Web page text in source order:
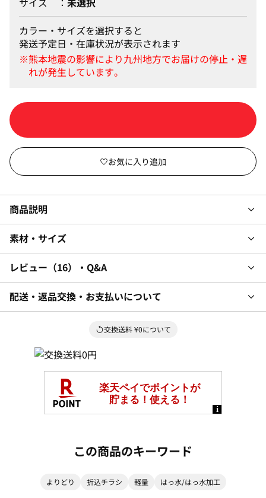
カラー・サイズを選択すると
発送予定日・在庫状況が表示されます
商品説明
素材・サイズ
レビュー 16 ・Q&A
配送・返品交換・お支払いについて
交換送料 ¥0について
この商品のキーワード
よりどり 折込チラシ 軽量 はっ水/はっ水加工